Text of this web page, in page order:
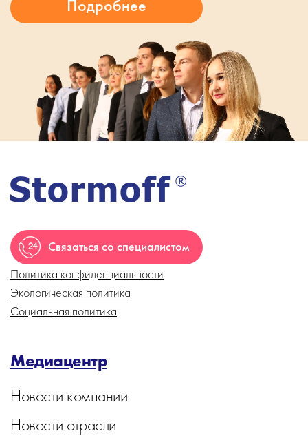
Связаться со специалистом
Политика конфиденциальности
Экологическая политика
Социальная политика
Медиацентр
Новости компании
Новости отрасли